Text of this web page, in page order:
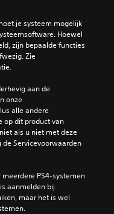
je systeem mogelijk
Hoewel
zijn bepaalde functies
Zie
aan de
onze
alle andere
op dit product van
als u niet met deze
Servicevoorwaarden
PS4-systemen
aanmelden bij
maar het is wel